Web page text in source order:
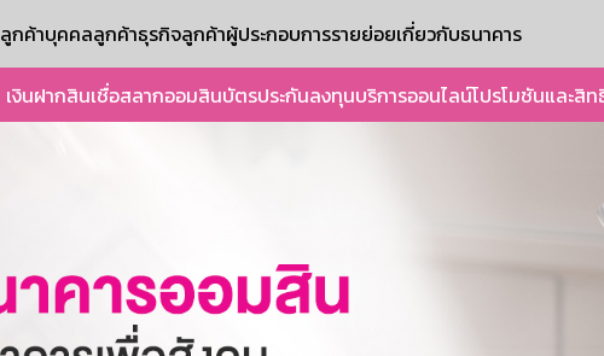
ลูกค้าบุคคลลูกค้าธุรกิจลูกค้าผู้ประกอบการรายย่อยเกี่ยวกับธนาคาร
เงินฝากสินเชื่อสลากออมสินบัตรประกันลงทุนบริการออนไลน์โปรโมชันและสิ